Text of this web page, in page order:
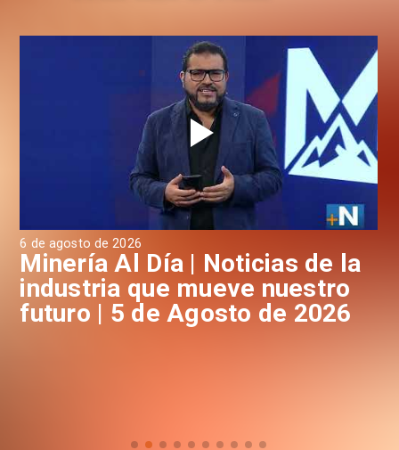
6 de agosto de 2026
Minería Al Día | Noticias de la
industria que mueve nuestro
futuro | 5 de Agosto de 2026